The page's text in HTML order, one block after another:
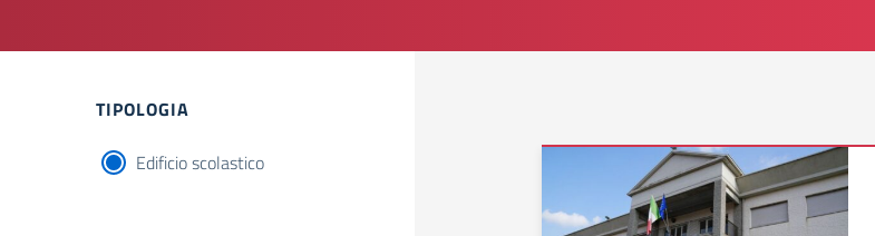
Filtri
TIPOLOGIA
Edificio scolastico